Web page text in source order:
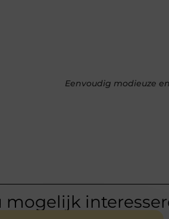
Eenvoudig modieuze
mogelijk